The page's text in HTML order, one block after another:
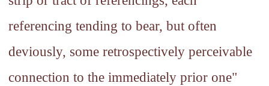
referencing tending to bear, but often
deviously, some retrospectively perceivable
connection to the immediately prior one"